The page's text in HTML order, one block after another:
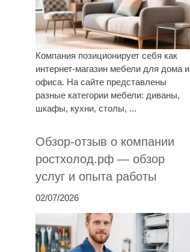
Компания позиционирует себя как
интернет-магазин мебели для дома и
офиса. На сайте представлены
разные категории мебели: диваны,
шкафы, кухни, столы, ...
Обзор-отзыв о компании
ростхолод.рф — обзор
услуг и опыта работы
02/07/2026